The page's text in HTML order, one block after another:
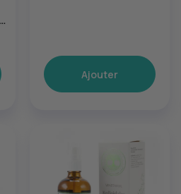
Ajouter